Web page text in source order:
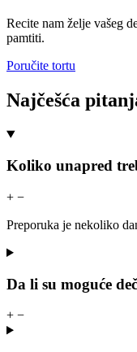
Recite nam želje vašeg
pamtiti.
Poručite tortu
Najčešća
Koliko unapred
+ −
Preporuka je nekoliko
Da li su moguće
+ −